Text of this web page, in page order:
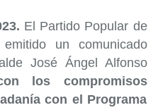
El Partido Popular de
un comunicado
José Ángel Alfonso
los compromisos
con el Programa